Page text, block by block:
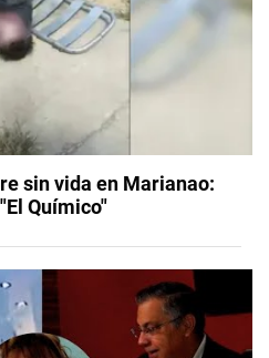
sin vida en Marianao:
Químico"